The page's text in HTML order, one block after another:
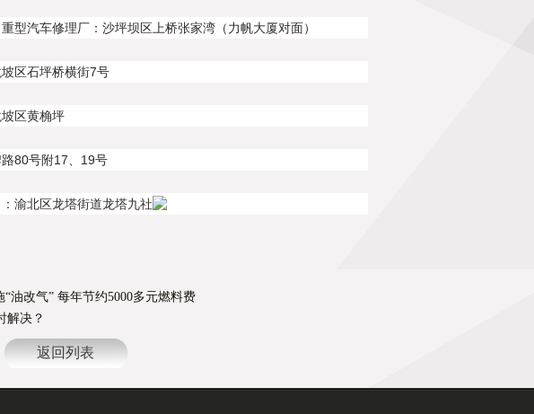
型汽车修理厂：沙坪坝区上桥张家湾（力帆大厦对面）
区石坪桥横街7号
区黄桷坪
80号附17、19号
渝北区龙塔街道龙塔九社
油改气” 每年节约5000多元燃料费
解决？
返回列表